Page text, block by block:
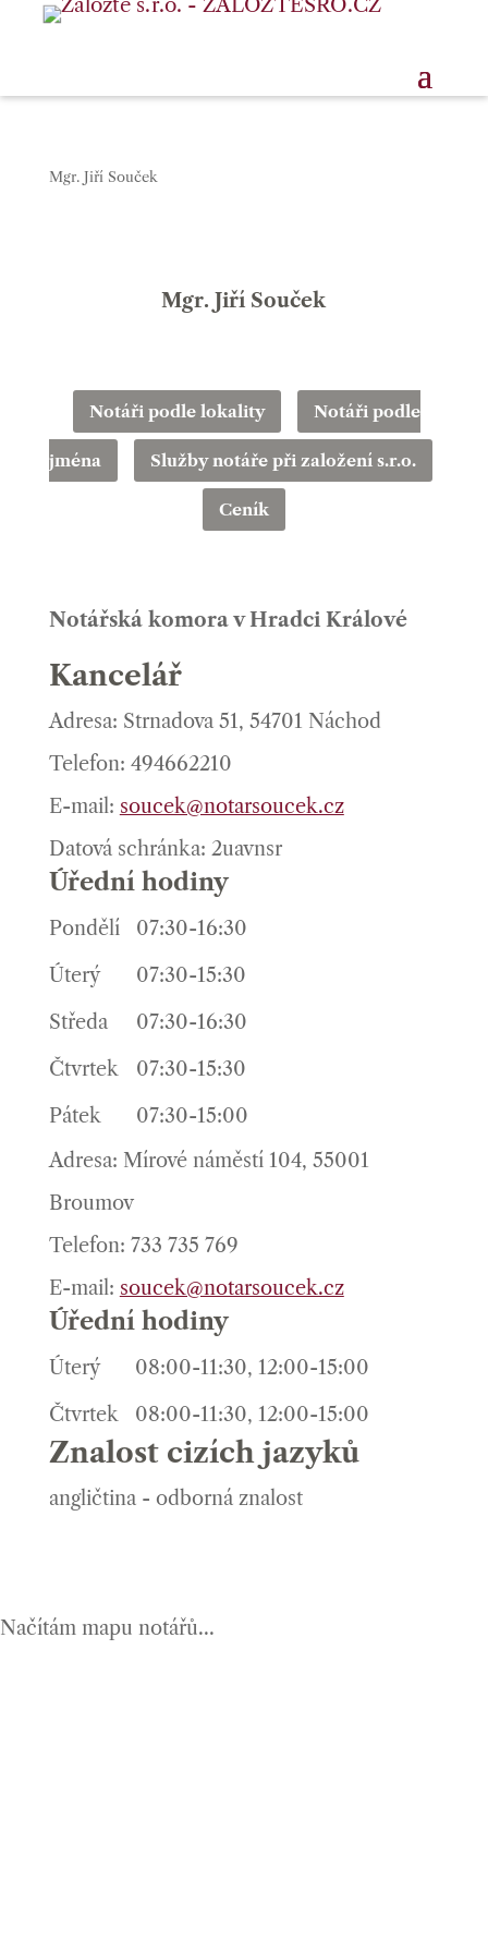
Mgr. Jiří Souček
Mgr. Jiří Souček
Notáři podle lokality Notáři podle
jména Služby notáře při založení s.r.o.
Ceník
Notářská komora v Hradci Králové
Kancelář
Adresa: Strnadova 51, 54701 Náchod
Telefon: 494662210
E-mail: soucek@notarsoucek.cz
Datová schránka: 2uavnsr
Úřední hodiny
Pondělí
07:30-16:30
Úterý
07:30-15:30
Středa
07:30-16:30
Čtvrtek
07:30-15:30
Pátek
07:30-15:00
Adresa: Mírové náměstí 104, 55001
Broumov
Telefon: 733 735 769
E-mail: soucek@notarsoucek.cz
Úřední hodiny
Úterý
08:00-11:30, 12:00-15:00
Čtvrtek
08:00-11:30, 12:00-15:00
Znalost cizích jazyků
angličtina - odborná znalost
Načítám mapu notářů...